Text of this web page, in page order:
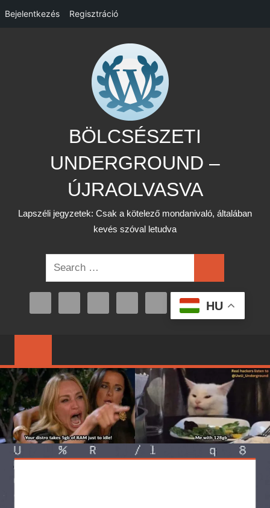
Bejelentkezés Regisztráció
BÖLCSÉSZETI
UNDERGROUND –
ÚJRAOLVASVA
Lapszéli jegyzetek: Csak a kötelező mondanivaló, általában
kevés szóval letudva
Search
for:
HU